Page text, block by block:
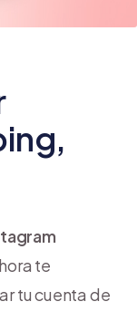
te
tu cuenta de